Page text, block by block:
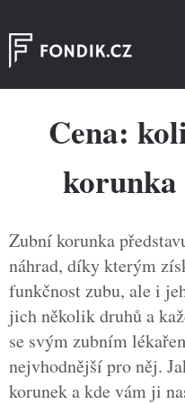
Cena:
korunka
Zubní korunka
náhrad, díky kterým
funkčnost zubu, ale i
jich několik druhů a
se svým zubním
nejvhodnější pro něj.
korunek a kde vám ji